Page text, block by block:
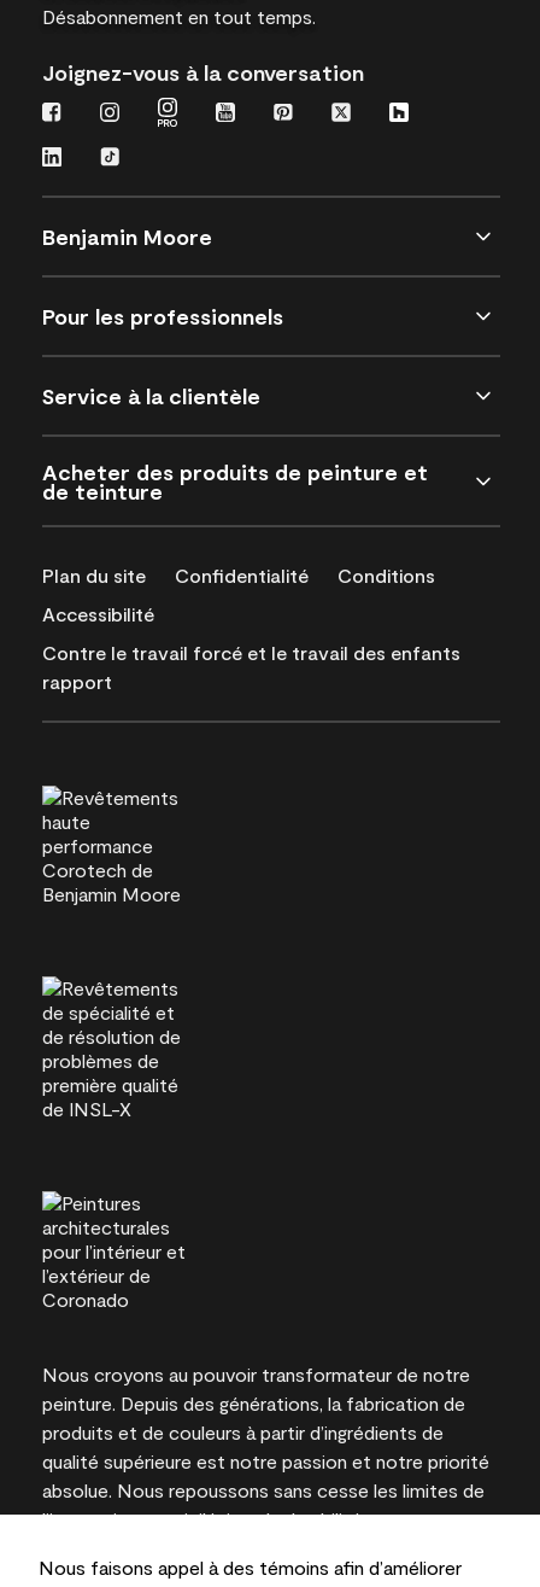
Nous faisons appel à des témoins afin d’améliorer
Désabonnement en tout temps.
Joignez-vous à la conversation
Benjamin Moore
Pour les professionnels
Service à la clientèle
Acheter des produits de peinture et
de teinture
Plan du site Confidentialité
Conditions
Accessibilité
Contre le travail forcé et le travail des enfants
rapport
Nous croyons au pouvoir transformateur de notre
peinture. Depuis des générations, la fabrication de
produits et de couleurs à partir d’ingrédients de
qualité supérieure est notre passion et notre priorité
absolue. Nous repoussons sans cesse les limites de
l’innovation et privilégions la durabilité pour
l’expertise locale.